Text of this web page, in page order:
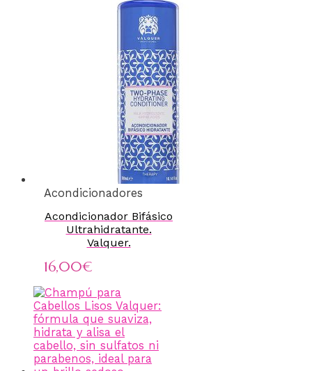
Acondicionadores
Acondicionador Bifásico
Ultrahidratante.
Valquer.
16,00€